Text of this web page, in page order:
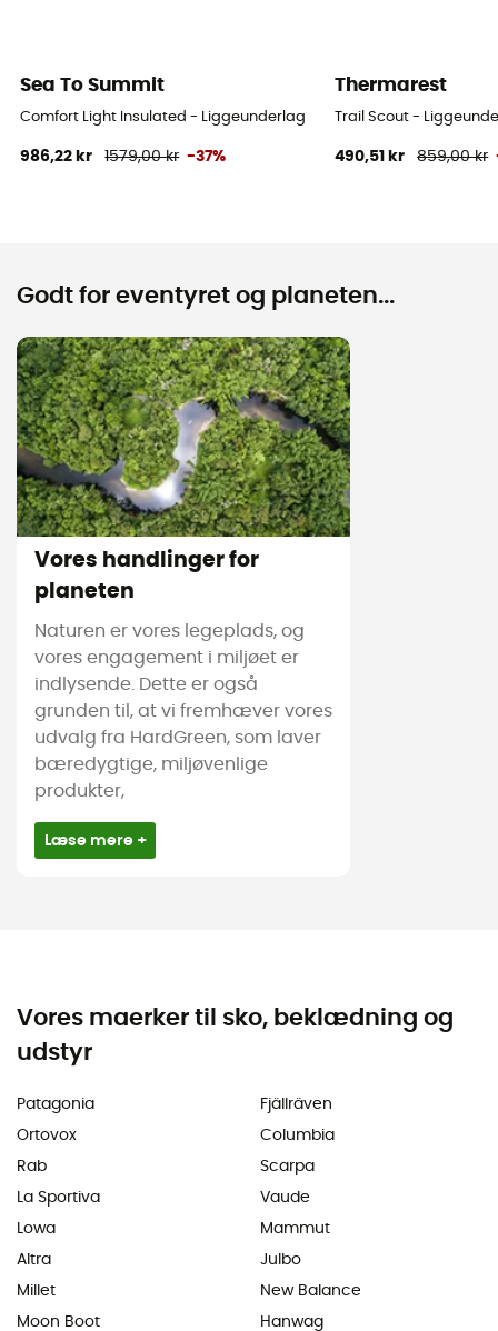
Sea To Summit
Comfort Light Insulated - Liggeunderlag
986,22 kr 1579,00 kr -37%
Thermarest
Trail Scout -
490,51 kr 859,00 kr
Godt for eventyret og planeten...
Vores handlinger for
planeten
Naturen er vores legeplads, og
vores engagement i miljøet er
indlysende. Dette er også
grunden til, at vi fremhæver vores
udvalg fra HardGreen, som laver
bæredygtige, miljøvenlige
produkter,
Læse mere +
Vores maerker til sko, beklædning og
udstyr
Patagonia
Ortovox
Rab
La Sportiva
Lowa
Altra
Millet
Moon Boot
Fjällräven
Columbia
Scarpa
Vaude
Mammut
Julbo
New Balance
Hanwag